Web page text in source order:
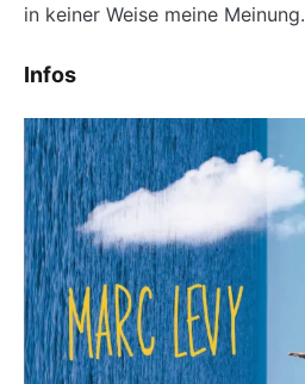
in keiner Weise meine Meinung.
Infos